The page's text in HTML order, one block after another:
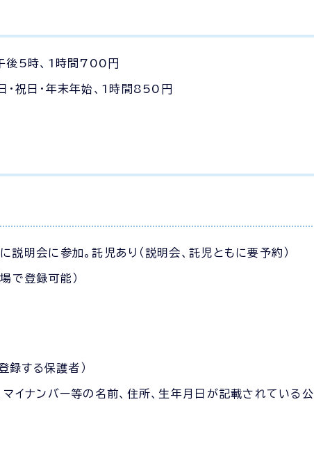
後5時、1時間700円
・祝日・年末年始、1時間850円
説明会に参加。託児あり（説明会、託児ともに要予約）
で登録可能）
する保護者）
イナンバー等の名前、住所、生年月日が記載されている公